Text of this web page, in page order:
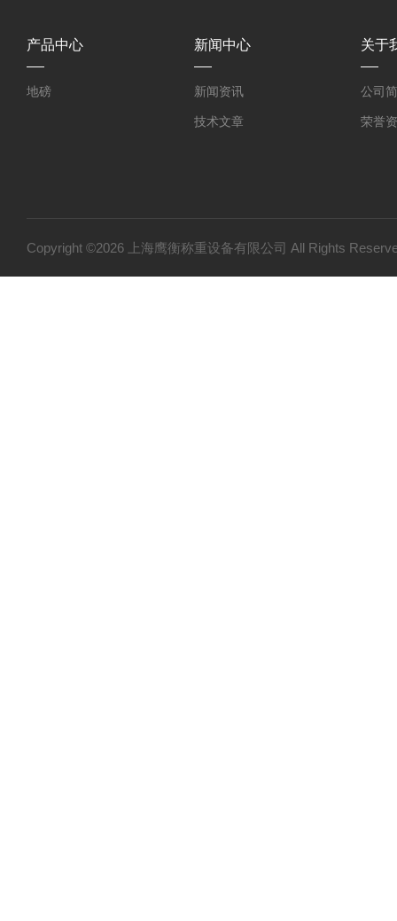
产品中心
地磅
新闻中心
新闻资讯
技术文章
关于
公司
荣誉
Copyright ©2026 上海鹰衡称重设备有限公司 All Rights